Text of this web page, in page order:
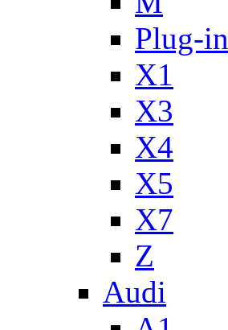
Plug-in
X1
X3
X4
X5
X7
Z
Audi